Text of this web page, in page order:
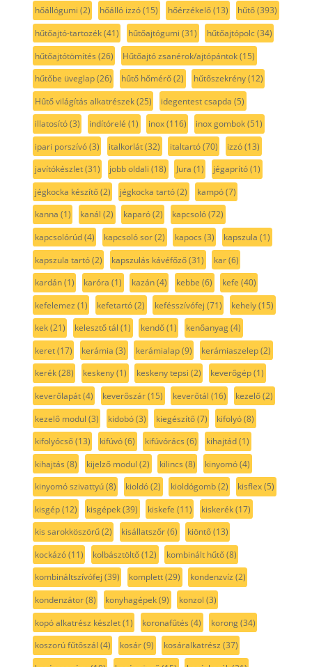
hőállógumi (2) hőálló izzó(15) hőérzékelő(13) hűtő(393)
hűtőajtó-tartozék(41) hűtőajtógumi (31) hűtőajtópolc(34)
hűtőajtótömítés (26) Hűtőajtó zsanérok/ajtópántok(15)
hűtőbe üveglap(26) hűtő hőmérő(2) hűtőszekrény(12)
Hűtő világítás alkatrészek(25) idegentest csapda (5)
illatosító(3) indítórelé (1) inox(116) inox gombok(51)
ipari porszívó(3) italkorlát(32) italtartó(70) izzó(13)
javítókészlet(31) jobb oldali (18) Jura (1) jégaprító(1)
jégkocka készítő(2) jégkocka tartó(2) kampó(7)
kanna (1) kanál (2) kaparó(2) kapcsoló(72)
kapcsolórúd(4) kapcsoló sor(2) kapocs (3) kapszula (1)
kapszula tartó(2) kapszulás kávéfőző(31) kar(6)
kardán(1) karóra (1) kazán(4) kebbe (6) kefe (40)
kefelemez (1) kefetartó(2) kefésszívófej (71) kehely(15)
kek(21) kelesztő tál (1) kendő(1) kenőanyag(4)
keret(17) kerámia (3) kerámialap(9) kerámiaszelep(2)
kerék(28) keskeny(1) keskeny tepsi (2) keverőgép(1)
keverőlapát(4) keverőszár(15) keverőtál (16) kezelő(2)
kezelő modul (3) kidobó(3) kiegészítő(7) kifolyó(8)
kifolyócső(13) kifúvó(6) kifúvórács (6) kihajtád(1)
kihajtás (8) kijelző modul (2) kilincs (8) kinyomó(4)
kinyomó szivattyú(8) kioldó(2) kioldógomb(2) kisflex(5)
kisgép(12) kisgépek(39) kiskefe (11) kiskerék(17)
kis sarokköszörű(2) kisállatszőr(6) kiöntő(13)
kockázó(11) kolbásztöltő(12) kombinált hűtő(8)
kombináltszívófej (39) komplett(29) kondenzvíz (2)
kondenzátor(8) konyhagépek(9) konzol (3)
kopó alkatrész készlet(1) koronafűtés (4) korong(34)
koszorú fűtőszál (4) kosár(9) kosáralkatrész (37)